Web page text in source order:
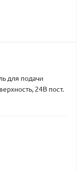
для подачи
24В пост.